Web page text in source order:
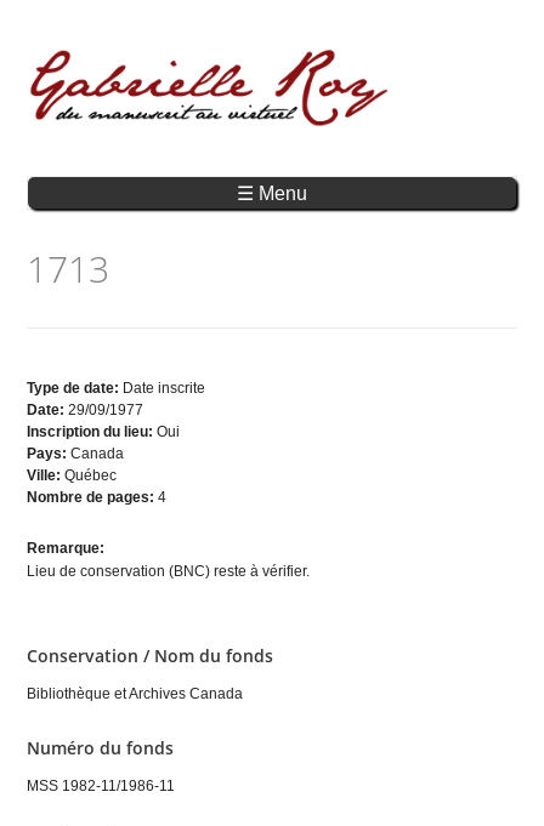
☰ Menu
1713
Type de date: Date inscrite
Date:29/09/1977
Inscription du lieu:Oui
Pays:Canada
Ville:Québec
Nombre de pages:4
Remarque:
Lieu de conservation (BNC) reste à vérifier.
Conservation / Nom du fonds
Bibliothèque et Archives Canada
Numéro du fonds
MSS 1982-11/1986-11